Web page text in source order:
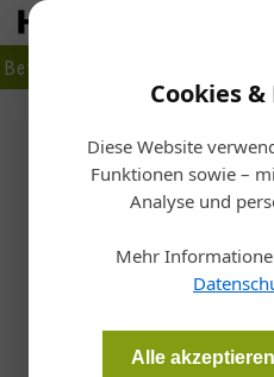
Cookies
Diese Website
Funktionen sowie –
Analyse und
Mehr
Alle akzeptieren
Betrieb
Firmenverzeichnis › Festool
Festool
Ges.m.b.H.
Bereits seit 90 Jahren